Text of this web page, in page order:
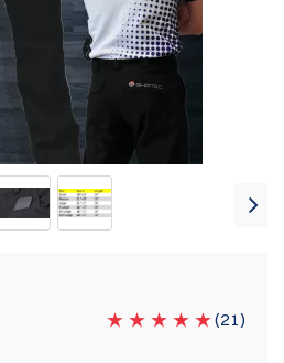
(21)